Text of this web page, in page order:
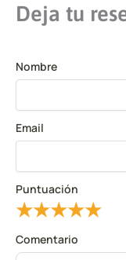
Deja tu
Nombre
Email
Puntuación
★
★
★
★
★
Comentario